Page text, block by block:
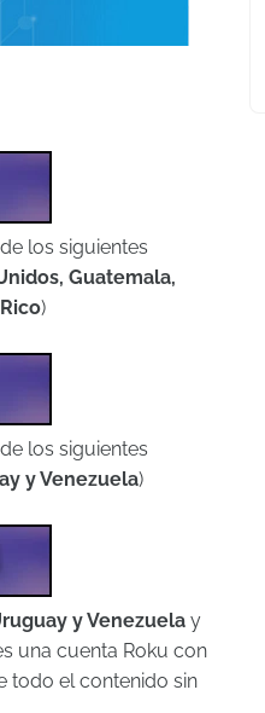
los siguientes
Guatemala,
)
los siguientes
y Venezuela)
y Venezuelay
una cuenta Roku con
todo el contenido sin